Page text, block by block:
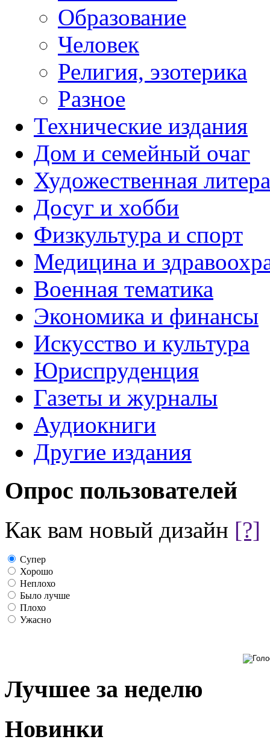
Образование
Человек
Религия, эзотерика
Разное
Технические издания
Дом и семейный очаг
Художественная
Досуг и хобби
Физкультура и спорт
Медицина и
Военная тематика
Экономика и финансы
Искусство и культура
Юриспруденция
Газеты и журналы
Аудиокниги
Другие издания
Опрос пользователей
Как вам новый дизайн [?]
Супер
Хорошо
Неплохо
Было лучше
Плохо
Ужасно
Лучшее за неделю
Новинки